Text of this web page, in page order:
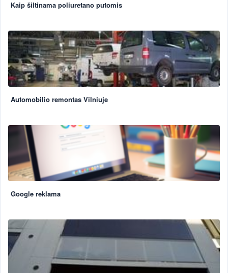
Kaip šiltinama poliuretano putomis
Automobilio remontas Vilniuje
Google reklama